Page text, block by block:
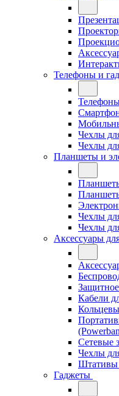
Телефоны и
Чехлы
Чехлы
Планшеты и
Чехлы
Чехлы
Аксессуары
Кабели
Сетевые
Чехлы
Штативы
Гаджеты